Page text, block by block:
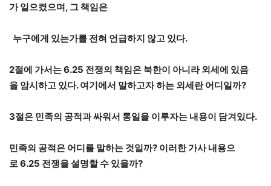
가 일으켰으며, 그 책임은
누구에게 있는가를 전혀 언급하지 않고 있다.
2절에 가서는6.25 전쟁의 책임은 북한이 아니라 외세에 있음
을 암시하고 있다.여기에서 말하고자하는 외세란 어디일까?
3절은 민족의 공적과싸워서 통일을 이루자는 내용이 담겨있다.
민족의 공적은 어디를 말하는 것일까? 이러한 가사 내용으
로 6.25 전쟁을설명할 수 있을까?